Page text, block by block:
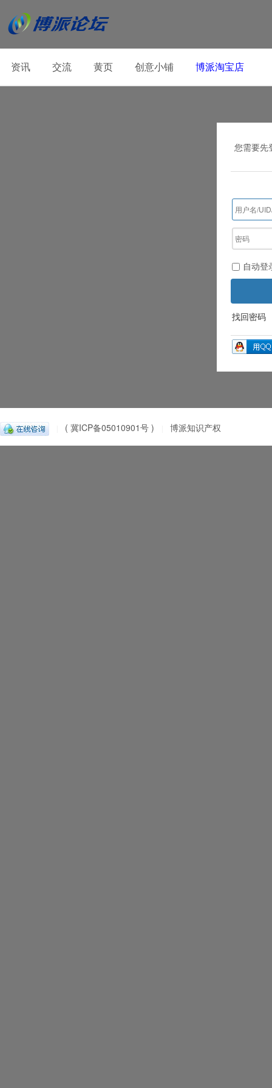
资讯 交流 黄页 创意小铺 博派淘宝店
您需要先
自动登
找回密码
( 冀ICP备05010901号 ) 博派知识产权